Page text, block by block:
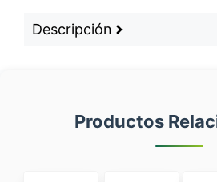
Descripción
Productos